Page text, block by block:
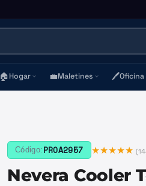
🏠Hogar 💼Maletines 🖊️Oficina
Código: PROA2957 ★★★★★ (
Nevera Cooler